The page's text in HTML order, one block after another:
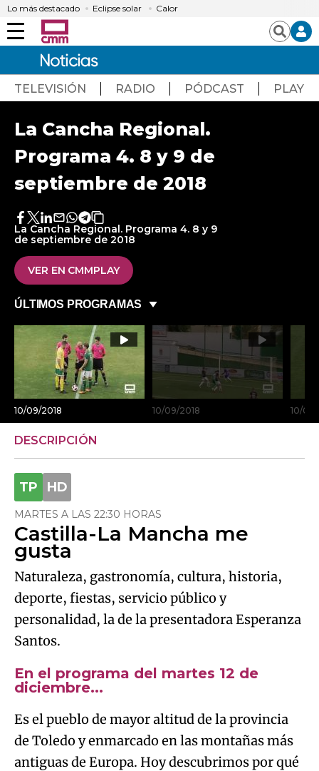
Lo más destacado Eclipse solar Calor
Menú Buscar
TELEVISIÓN RADIO PÓDCAST PLAY
La Cancha Regional.
Programa 4. 8 y 9 de
septiembre de 2018
Facebook
Twitter
LinkedIn
Enviar
por
Email
Whatsapp
Telegram
Copiar
URL
del
artículo
La Cancha Regional. Programa 4. 8 y 9
de septiembre de 2018
VER EN CMMPLAY
ÚLTIMOS PROGRAMAS
10/09/2018 10/09/2018 10/09/
DESCRIPCIÓN
MARTES A LAS 22:30 HORAS
Castilla-La Mancha me
gusta
Naturaleza, gastronomía, cultura, historia,
deporte, fiestas, servicio público y
personalidad, la de la presentadora Esperanza
Santos.
En el programa del martes 12 de
diciembre...
Es el pueblo de mayor altitud de la provincia
de Toledo y enmarcado en las montañas más
antiguas de Europa. Hoy descubrimos por qué